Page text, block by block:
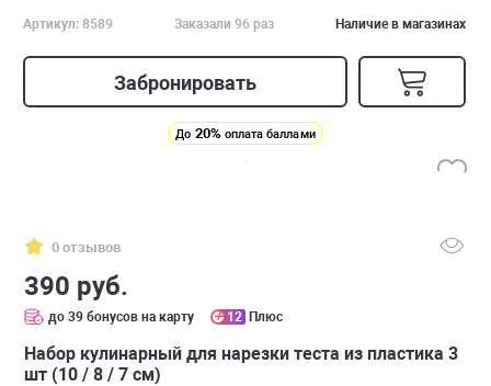
Артикул: 8589 Заказали 96 раз Наличие в магазинах
Забронировать
До 20% оплата баллами
0 отзывов
390 руб.
до 39 бонусов на карту 12 Плюс
Набор кулинарный для нарезки теста из пластика 3
шт (10 / 8 / 7 см)